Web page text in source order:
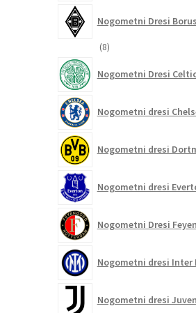
Nogometni Dresi
88
Nogometni Dresi Celtic
Nogometni dresi
Nogometni dresi
Nogometni dresi
Nogometni Dresi
Nogometni dresi Inter
Nogometni dresi